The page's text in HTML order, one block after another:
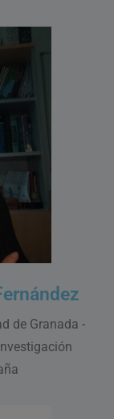
de Granada -